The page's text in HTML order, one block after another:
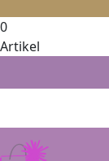
0
Artikel